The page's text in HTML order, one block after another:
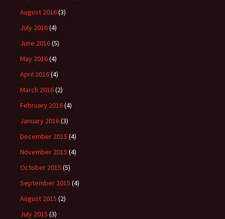
August 2016(3)
July 2016(4)
June 2016(5)
May 2016(4)
April 2016(4)
March 2016(2)
February 2016(4)
January 2016(3)
December 2015 (4)
November 2015 (4)
October 2015 (5)
September 2015 (4)
August 2015 (2)
July 2015 (3)